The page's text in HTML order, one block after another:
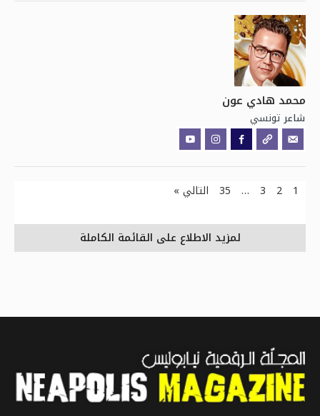
محمد هادي عون
شاعر تونسي
1
2
3
…
35 التالي »
لمزيد الاطلاع على القائمة الكاملة